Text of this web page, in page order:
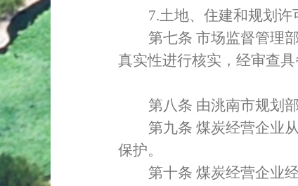
7.土地、住建和规划许
第七条 市场监督管理
真实性进行核实，经审查
第八条 由洮南市规划
第九条 煤炭经营企业
保护。
第十条 煤炭经营企业